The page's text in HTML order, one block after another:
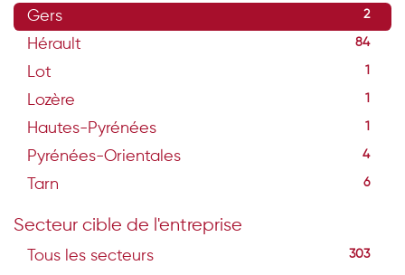
Gers 2
Hérault 84
Lot 1
Lozère 1
Hautes-Pyrénées 1
Pyrénées-Orientales 4
Tarn 6
Secteur cible de l'entreprise
Tous les secteurs 303